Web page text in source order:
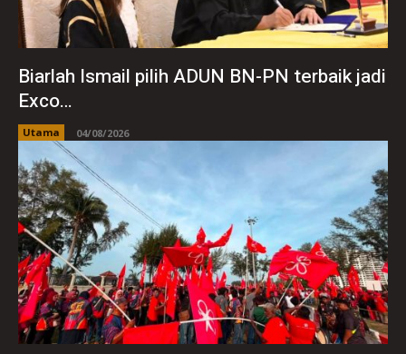
Biarlah Ismail pilih ADUN BN-PN terbaik jadi
Exco…
Utama 04/08/2026